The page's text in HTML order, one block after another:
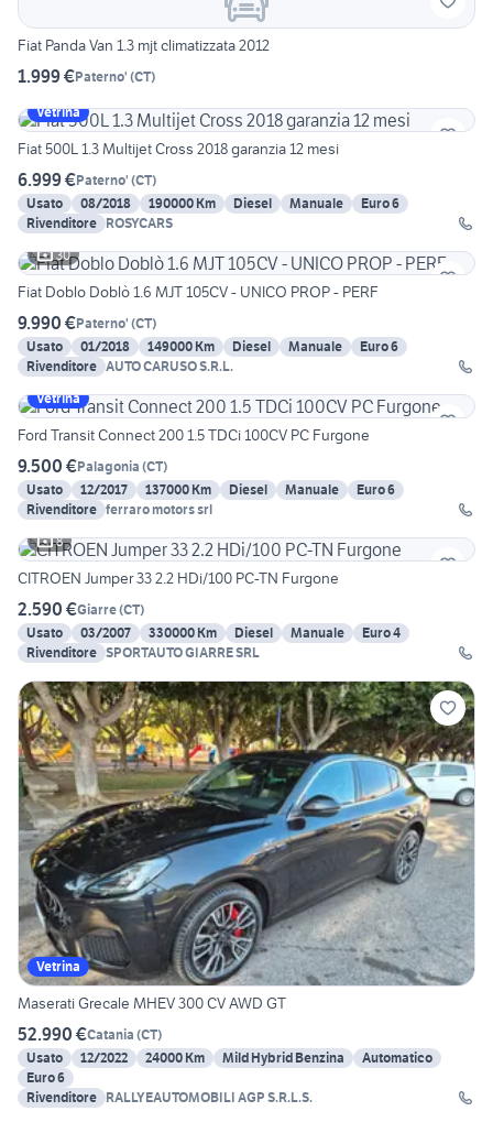
Fiat Panda Van 1.3 mjt climatizzata 2012
1.999 €Paterno' (CT)
Vetrina
Fiat 500L 1.3 Multijet Cross 2018 garanzia 12 mesi
6.999 €Paterno' (CT)
Usato
08/2018 190000 Km Diesel Manuale
Euro 6
Rivenditore ROSYCARS
30
Fiat Doblo Doblò 1.6 MJT 105CV - UNICO PROP - PERF
9.990 €Paterno' (CT)
Usato
01/2018 149000 Km Diesel Manuale
Euro 6
Rivenditore AUTO CARUSO S.R.L.
Vetrina
Ford Transit Connect 200 1.5 TDCi 100CV PC Furgone
9.500 €Palagonia (CT)
Usato
12/2017 137000 Km Diesel Manuale
Euro 6
Rivenditore ferraro motors srl
8
CITROEN Jumper 33 2.2 HDi/100 PC-TN Furgone
2.590 €Giarre(CT)
Usato
03/2007 330000 Km Diesel Manuale
Euro 4
Rivenditore SPORTAUTO GIARRE SRL
Vetrina
Maserati Grecale MHEV 300 CV AWD GT
52.990 €Catania (CT)
Usato
12/2022 24000 Km Mild Hybrid Benzina
Automatico
Euro 6
Rivenditore RALLYEAUTOMOBILI AGP S.R.L.S.